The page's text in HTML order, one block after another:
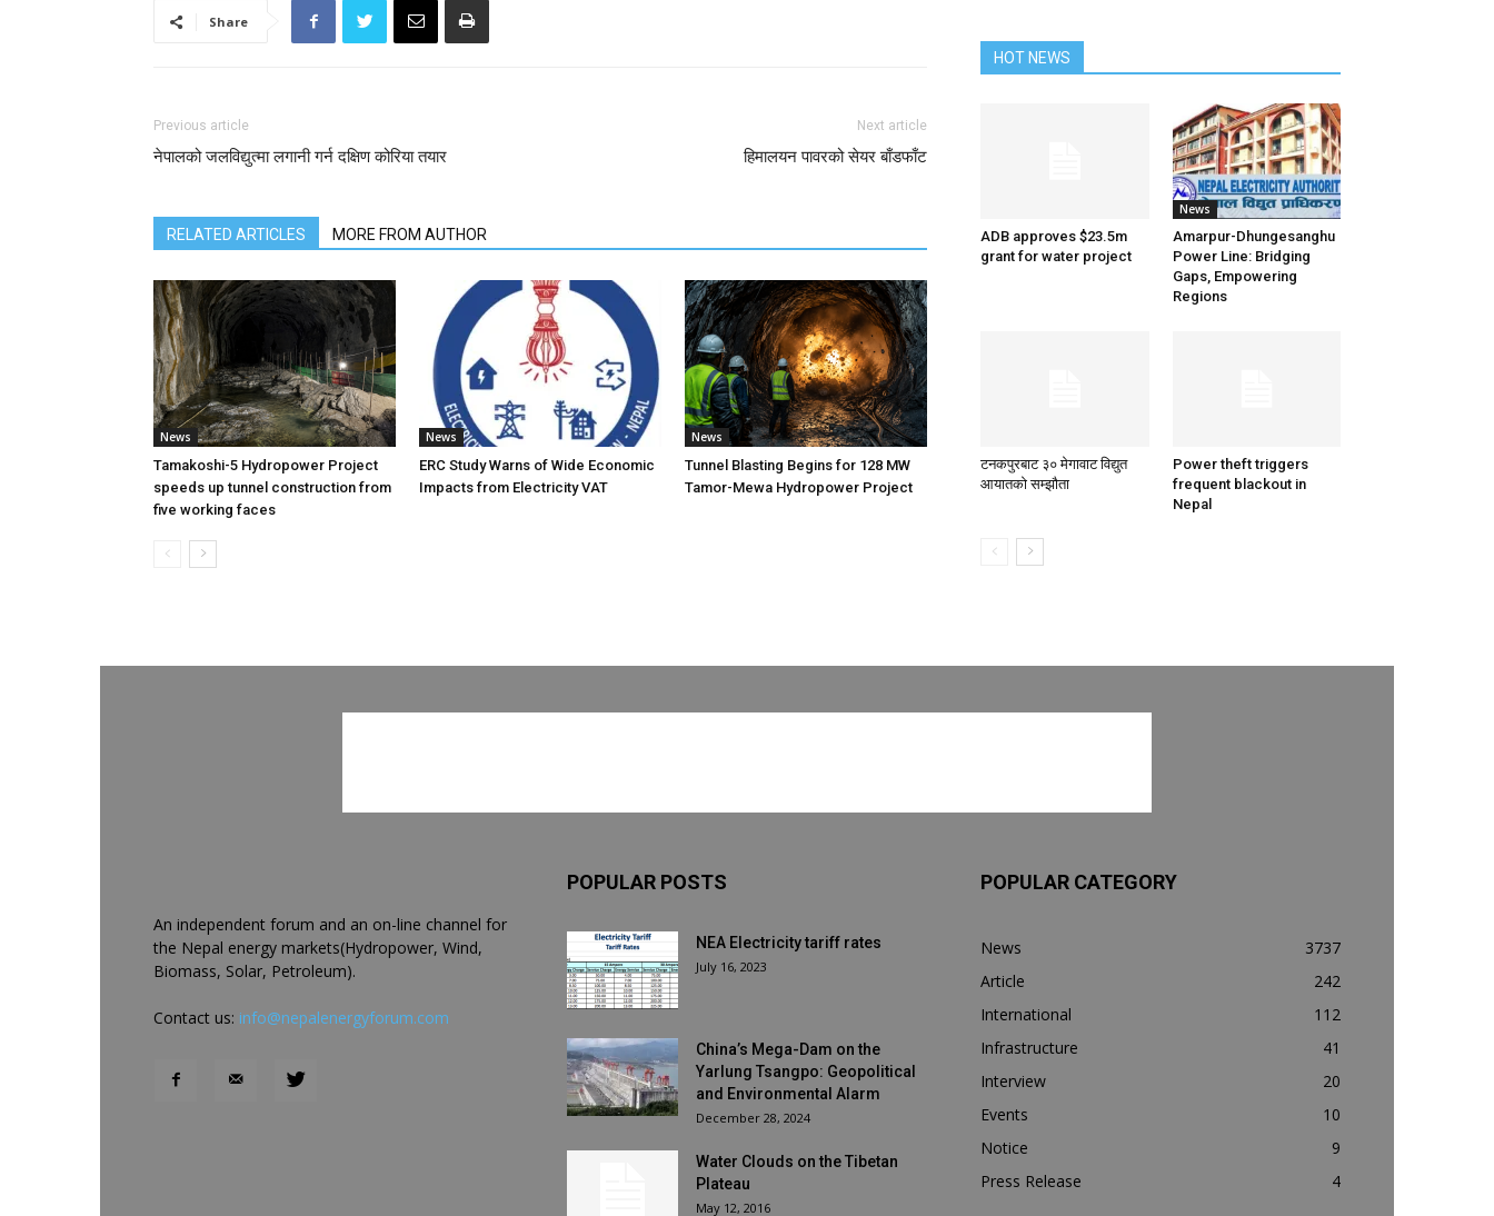
Share
Previous article
नेपालको जलविद्युत्मा लगानी गर्न दक्षिण कोरिया तयार
Next article
हिमालयन पावरको सेयर बाँडफाँट
RELATED ARTICLES MORE FROM AUTHOR
News
Tamakoshi-5 Hydropower Project
speeds up tunnel construction from
five working faces
News
ERC Study Warns of Wide Economic
Impacts from Electricity VAT
News
Tunnel Blasting Begins for 128 MW
Tamor-Mewa Hydropower Project
HOT NEWS
ADB approves $23.5m
grant for water project
News
Amarpur-Dhungesanghu
Power Line: Bridging
Gaps, Empowering
Regions
टनकपुरबाट ३० मेगावाट विद्युत
आयातको सम्झौता
Power theft triggers
frequent blackout in
Nepal
An independent forum and an on-line channel for
the Nepal energy markets(Hydropower, Wind,
Biomass, Solar, Petroleum).
Contact us: info@nepalenergyforum.com
POPULAR POSTS
NEA Electricity tariff rates
July 16, 2023
China’s Mega-Dam on the
Yarlung Tsangpo: Geopolitical
and Environmental Alarm
December 28, 2024
Water Clouds on the Tibetan
Plateau
May 12, 2016
POPULAR CATEGORY
News
3737
Article
242
International
112
Infrastructure
41
Interview
20
Events
10
Notice
9
Press Release
4